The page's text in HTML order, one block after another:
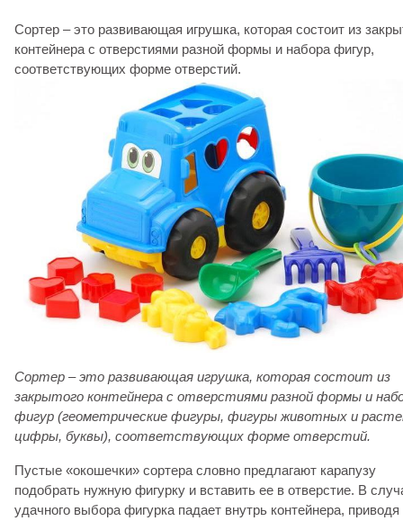
Сортер – это развивающая игрушка, которая состоит из
контейнера с отверстиями разной формы и набора фигур,
соответствующих форме отверстий.
Сортер – это развивающая игрушка, которая состоит из
закрытого контейнера с отверстиями разной формы и
фигур (геометрические фигуры, фигуры животных и
цифры, буквы), соответствующих форме отверстий.
Пустые «окошечки» сортера словно предлагают карапузу
подобрать нужную фигурку и вставить ее в отверстие. В
удачного выбора фигурка падает внутрь контейнера, приводя